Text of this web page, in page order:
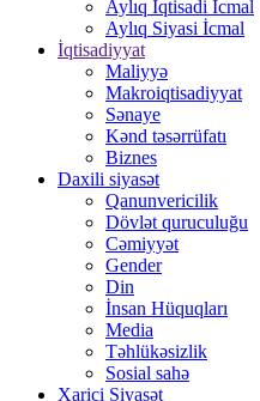
Aylıq İqtisadi İcmal
Aylıq Siyasi İcmal
İqtisadiyyat
Maliyyə
Makroiqtisadiyyat
Sənaye
Kənd təsərrüfatı
Biznes
Daxili siyasət
Qanunvericilik
Dövlət quruculuğu
Cəmiyyət
Gender
Din
İnsan Hüquqları
Media
Təhlükəsizlik
Sosial sahə
Xarici Siyasət